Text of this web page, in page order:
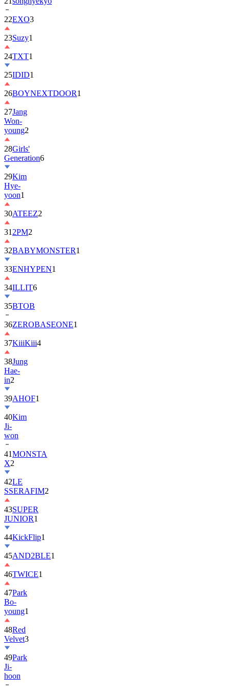
23Suzy1
24TXT1
25IDID1
26BOYNEXTDOOR
27Jang
Won-
young2
28Girls'
Generation
29Kim
Hye-
yoon1
30ATEEZ
312PM2
32 BABYMONSTER
33ENHYPEN1
34ILLIT6
35BTOB
36ZEROBASEONE
37KiiiKiii4
38Jung
Hae-
in2
39AHOF
40Kim
Ji-
won
41MONSTA
X
42LE
SSERAFIM
43SUPER
JUNIOR
44KickFlip
45AND2BLE
46TWICE1
47Park
Bo-
young1
48Red
Velvet
49Park
Ji-
hoon
50ALLDAY
PROJECT